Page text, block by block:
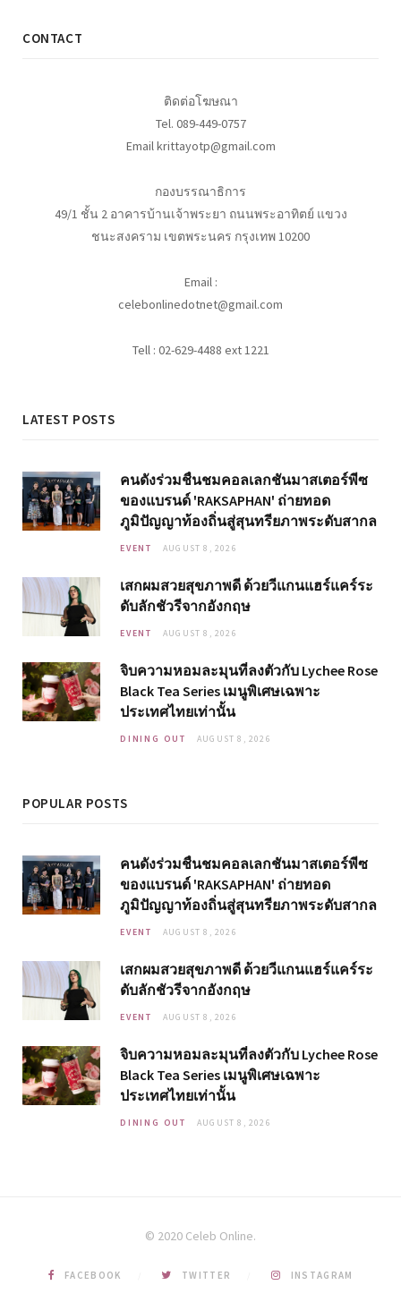
CONTACT
ติดต่อโฆษณา
Tel. 089-449-0757
Email krittayotp@gmail.com
กองบรรณาธิการ
49/1 ชั้น 2 อาคารบ้านเจ้าพระยา ถนนพระอาทิตย์ แขวง
ชนะสงคราม เขตพระนคร กรุงเทพ 10200
Email :
celebonlinedotnet@gmail.com
Tell : 02-629-4488 ext 1221
LATEST POSTS
คนดังร่วมชื่นชมคอลเลกชันมาสเตอร์พีซ
ของแบรนด์ 'RAKSAPHAN' ถ่ายทอด
ภูมิปัญญาท้องถิ่นสู่สุนทรียภาพระดับสากล
EVENT AUGUST 8, 2026
เสกผมสวยสุขภาพดี ด้วยวีแกนแฮร์แคร์ระ
ดับลักชัวรีจากอังกฤษ
EVENT AUGUST 8, 2026
จิบความหอมละมุนที่ลงตัวกับ Lychee Rose
Black Tea Series เมนูพิเศษเฉพาะ
ประเทศไทยเท่านั้น
DINING OUT AUGUST 8, 2026
POPULAR POSTS
คนดังร่วมชื่นชมคอลเลกชันมาสเตอร์พีซ
ของแบรนด์ 'RAKSAPHAN' ถ่ายทอด
ภูมิปัญญาท้องถิ่นสู่สุนทรียภาพระดับสากล
EVENT AUGUST 8, 2026
เสกผมสวยสุขภาพดี ด้วยวีแกนแฮร์แคร์ระ
ดับลักชัวรีจากอังกฤษ
EVENT AUGUST 8, 2026
จิบความหอมละมุนที่ลงตัวกับ Lychee Rose
Black Tea Series เมนูพิเศษเฉพาะ
ประเทศไทยเท่านั้น
DINING OUT AUGUST 8, 2026
© 2020 Celeb Online.
FACEBOOK TWITTER INSTAGRAM